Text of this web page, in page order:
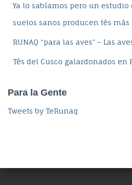
Ya lo sabíamos pero un
suelos sanos producen tés más
RUNAQ “para las aves” – Las
Tés del Cusco galardonados en
Para la Gente
Tweets by TeRunaq